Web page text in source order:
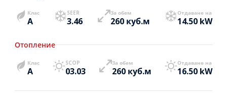
Клас
A
SEER
3.46
За обем
260 куб.м
Отдаване на
14.50 kW
Отопление
Клас
A
SCOP
03.03
За обем
260 куб.м
Отдаване на
16.50 kW